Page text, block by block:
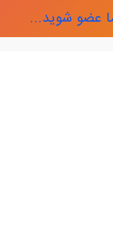
عضو شوید...